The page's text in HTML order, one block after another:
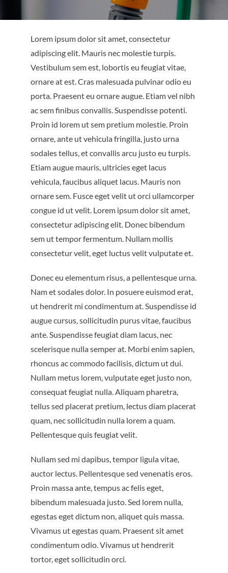
CONTACT US
Lorem ipsum dolor sit amet, consectetur
adipiscing elit. Mauris nec molestie turpis.
Vestibulum sem est, lobortis eu feugiat vitae,
ornare at est. Cras malesuada pulvinar odio eu
porta. Praesent eu ornare augue. Etiam vel nibh
ac sem finibus convallis. Suspendisse potenti.
Proin id lorem ut sem pretium molestie. Proin
ornare, ante ut vehicula fringilla, justo urna
sodales tellus, et convallis arcu justo eu turpis.
Etiam augue mauris, ultricies eget lacus
vehicula, faucibus aliquet lacus. Mauris non
ornare sem. Fusce eget velit ut orci ullamcorper
congue id ut velit. Lorem ipsum dolor sit amet,
consectetur adipiscing elit. Donec bibendum
sem ut tempor fermentum. Nullam mollis
consectetur velit, eget luctus velit vulputate et.
Donec eu elementum risus, a pellentesque urna.
Nam et sodales dolor. In posuere euismod erat,
ut hendrerit mi condimentum at. Suspendisse id
augue cursus, sollicitudin purus vitae, faucibus
ante. Suspendisse feugiat diam lacus, nec
scelerisque nulla semper at. Morbi enim sapien,
rhoncus ac commodo facilisis, dictum ut dui.
Nullam metus lorem, vulputate eget justo non,
consequat feugiat nulla. Aliquam pharetra,
tellus sed placerat pretium, lectus diam placerat
quam, nec sollicitudin nulla lorem a quam.
Pellentesque quis feugiat velit.
Nullam sed mi dapibus, tempor ligula vitae,
auctor lectus. Pellentesque sed venenatis eros.
Proin massa ante, tempus ac felis eget,
bibendum malesuada justo. Sed lorem nulla,
egestas eget dictum non, aliquet quis massa.
Vivamus ut egestas quam. Praesent sit amet
condimentum odio. Vivamus ut hendrerit
tortor, eget sollicitudin orci.